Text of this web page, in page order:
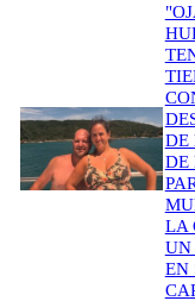
DE
DE
LA
UN
EN